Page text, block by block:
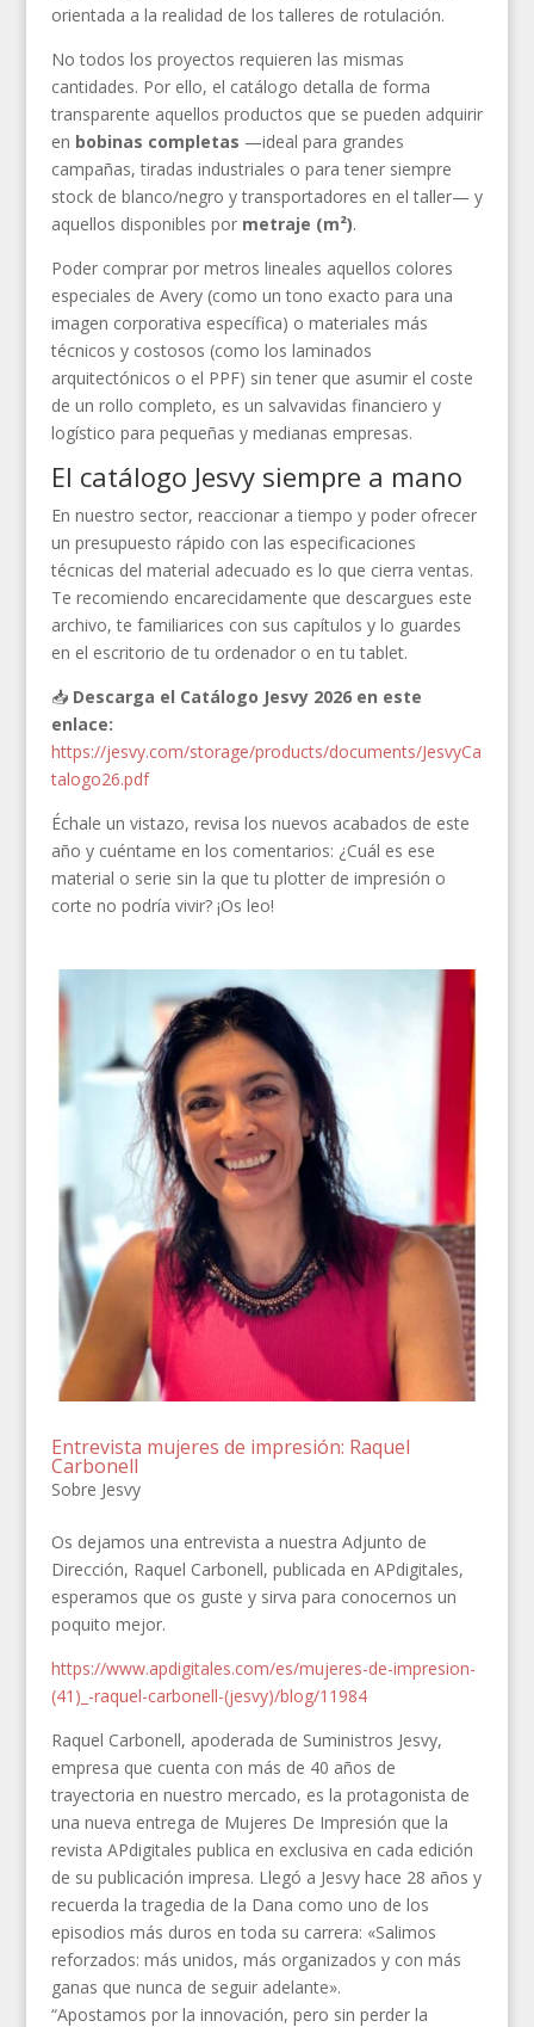
orientada a la realidad de los talleres de rotulación.
No todos los proyectos requieren las mismas
cantidades. Por ello, el catálogo detalla de forma
transparente aquellos productos que se pueden adquirir
en bobinas completas —ideal para grandes
campañas, tiradas industriales o para tener siempre
stock de blanco/negro y transportadores en el taller— y
aquellos disponibles por metraje (m²).
Poder comprar por metros lineales aquellos colores
especiales de Avery (como un tono exacto para una
imagen corporativa específica) o materiales más
técnicos y costosos (como los laminados
arquitectónicos o el PPF) sin tener que asumir el coste
de un rollo completo, es un salvavidas financiero y
logístico para pequeñas y medianas empresas.
El catálogo Jesvy siempre a mano
En nuestro sector, reaccionar a tiempo y poder ofrecer
un presupuesto rápido con las especificaciones
técnicas del material adecuado es lo que cierra ventas.
Te recomiendo encarecidamente que descargues este
archivo, te familiarices con sus capítulos y lo guardes
en el escritorio de tu ordenador o en tu tablet.
📥 Descarga el Catálogo Jesvy 2026 en este
enlace:
https://jesvy.com/storage/products/documents/JesvyCa
talogo26.pdf
Échale un vistazo, revisa los nuevos acabados de este
año y cuéntame en los comentarios: ¿Cuál es ese
material o serie sin la que tu plotter de impresión o
corte no podría vivir? ¡Os leo!
Entrevista mujeres de impresión: Raquel
Carbonell
Sobre Jesvy
Os dejamos una entrevista a nuestra Adjunto de
Dirección, Raquel Carbonell, publicada en APdigitales,
esperamos que os guste y sirva para conocernos un
poquito mejor.
https://www.apdigitales.com/es/mujeres-de-impresion-
(41)_-raquel-carbonell-(jesvy)/blog/11984
Raquel Carbonell, apoderada de Suministros Jesvy,
empresa que cuenta con más de 40 años de
trayectoria en nuestro mercado, es la protagonista de
una nueva entrega de Mujeres De Impresión que la
revista APdigitales publica en exclusiva en cada edición
de su publicación impresa. Llegó a Jesvy hace 28 años y
recuerda la tragedia de la Dana como uno de los
episodios más duros en toda su carrera: «Salimos
reforzados: más unidos, más organizados y con más
ganas que nunca de seguir adelante».
“Apostamos por la innovación, pero sin perder la